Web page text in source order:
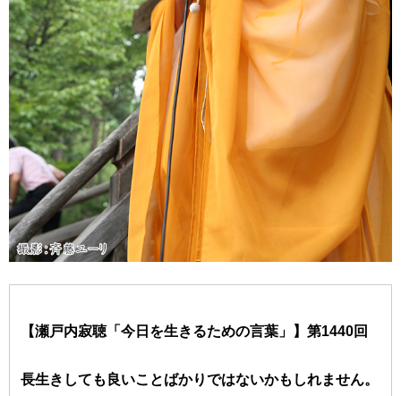
【瀬戸内寂聴「今日を生きるための言葉」】第1440回
長生きしても良いことばかりではないかもしれません。